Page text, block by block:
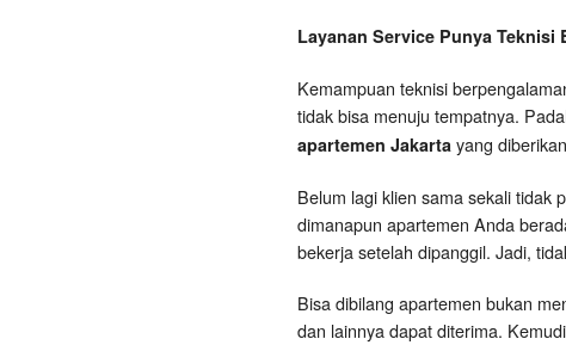
Layanan Service Punya
Kemampuan teknisi
tidak bisa menuju tempatnya.
apartemen Jakarta yang
Belum lagi klien sama sekali tidak
dimanapun apartemen Anda
bekerja setelah dipanggil. Jadi,
Bisa dibilang apartemen bukan
dan lainnya dapat diterima.